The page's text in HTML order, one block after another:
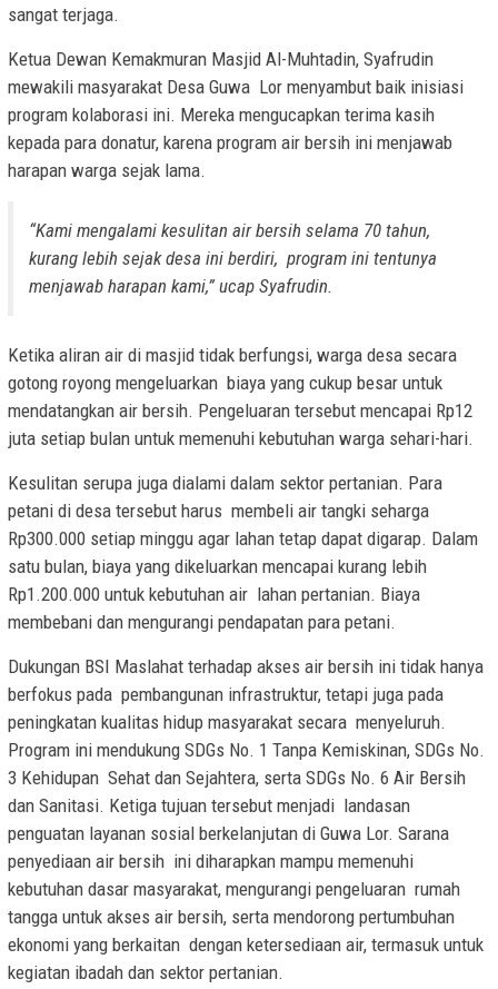
sangat terjaga.
Ketua Dewan Kemakmuran Masjid Al-Muhtadin, Syafrudin
mewakili masyarakat Desa Guwa Lor menyambut baik inisiasi
program kolaborasi ini. Mereka mengucapkan terima kasih
kepada para donatur, karena program air bersih ini menjawab
harapan warga sejak lama.
“Kami mengalami kesulitan air bersih selama 70 tahun,
kurang lebih sejak desa ini berdiri, program ini tentunya
menjawab harapan kami,” ucap Syafrudin.
Ketika aliran air di masjid tidak berfungsi, warga desa secara
gotong royong mengeluarkan biaya yang cukup besar untuk
mendatangkan air bersih. Pengeluaran tersebut mencapai Rp12
juta setiap bulan untuk memenuhi kebutuhan warga sehari-hari.
Kesulitan serupa juga dialami dalam sektor pertanian. Para
petani di desa tersebut harus membeli air tangki seharga
Rp300.000 setiap minggu agar lahan tetap dapat digarap. Dalam
satu bulan, biaya yang dikeluarkan mencapai kurang lebih
Rp1.200.000 untuk kebutuhan air lahan pertanian. Biaya
membebani dan mengurangi pendapatan para petani.
Dukungan BSI Maslahat terhadap akses air bersih ini tidak hanya
berfokus pada pembangunan infrastruktur, tetapi juga pada
peningkatan kualitas hidup masyarakat secara menyeluruh.
Program ini mendukung SDGs No. 1 Tanpa Kemiskinan, SDGs No.
3 Kehidupan Sehat dan Sejahtera, serta SDGs No. 6 Air Bersih
dan Sanitasi. Ketiga tujuan tersebut menjadi landasan
penguatan layanan sosial berkelanjutan di Guwa Lor. Sarana
penyediaan air bersih ini diharapkan mampu memenuhi
kebutuhan dasar masyarakat, mengurangi pengeluaran rumah
tangga untuk akses air bersih, serta mendorong pertumbuhan
ekonomi yang berkaitan dengan ketersediaan air, termasuk untuk
kegiatan ibadah dan sektor pertanian.